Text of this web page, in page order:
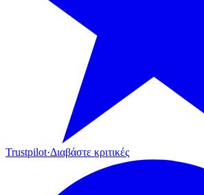
Trustpilot·Διαβάστε κριτικές